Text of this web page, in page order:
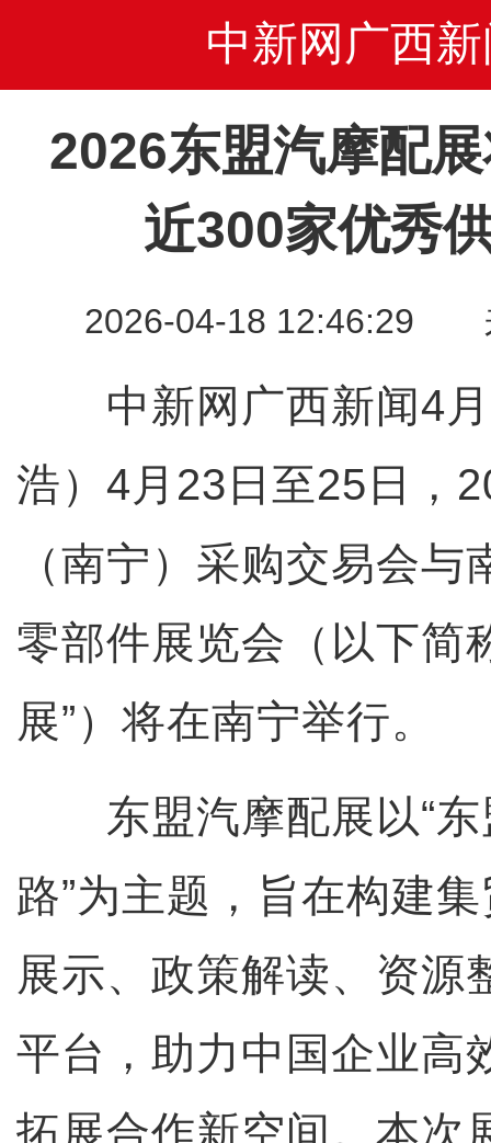
中新网广西新
2026东盟汽摩配
近300家优秀
2026-04-18 12:46:29
中新网广西新闻4
浩）4月23日至25日，
（南宁）采购交易会
零部件展览会（以下简
展”）将在南宁举行。
东盟汽摩配展以“东
路”为主题，旨在构建
展示、政策解读、资源
平台，助力中国企业高
拓展合作新空间。本次